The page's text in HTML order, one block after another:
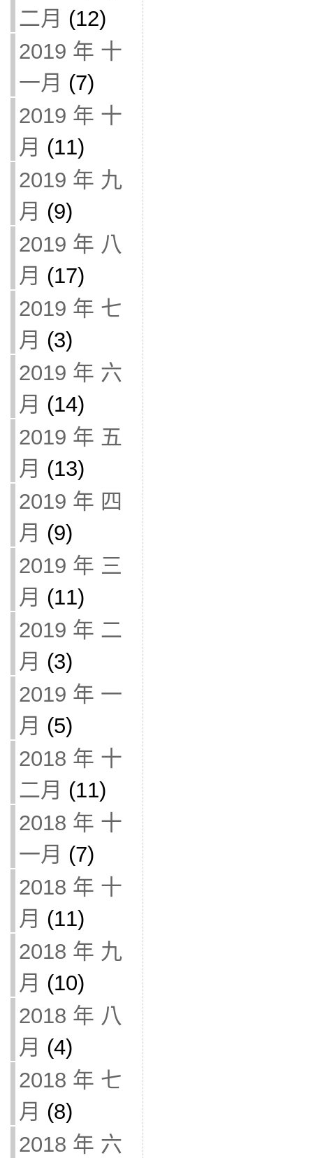
二月 (12)
2019 年 十
一月 (7)
2019 年 十
月 (11)
2019 年 九
月 (9)
2019 年 八
月 (17)
2019 年 七
月 (3)
2019 年 六
月 (14)
2019 年 五
月 (13)
2019 年 四
月 (9)
2019 年 三
月 (11)
2019 年 二
月 (3)
2019 年 一
月 (5)
2018 年 十
二月 (11)
2018 年 十
一月 (7)
2018 年 十
月 (11)
2018 年 九
月 (10)
2018 年 八
月 (4)
2018 年 七
月 (8)
2018 年 六